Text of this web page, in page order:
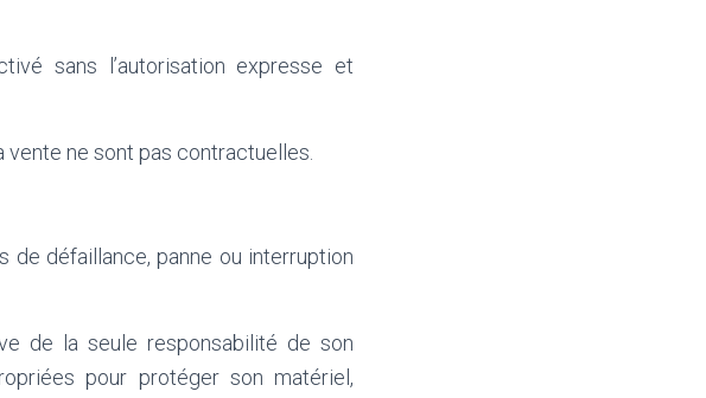
sans l’autorisation expresse et
ne sont pas contractuelles.
de défaillance, panne ou interruption
de la seule responsabilité de son
pour protéger son matériel,